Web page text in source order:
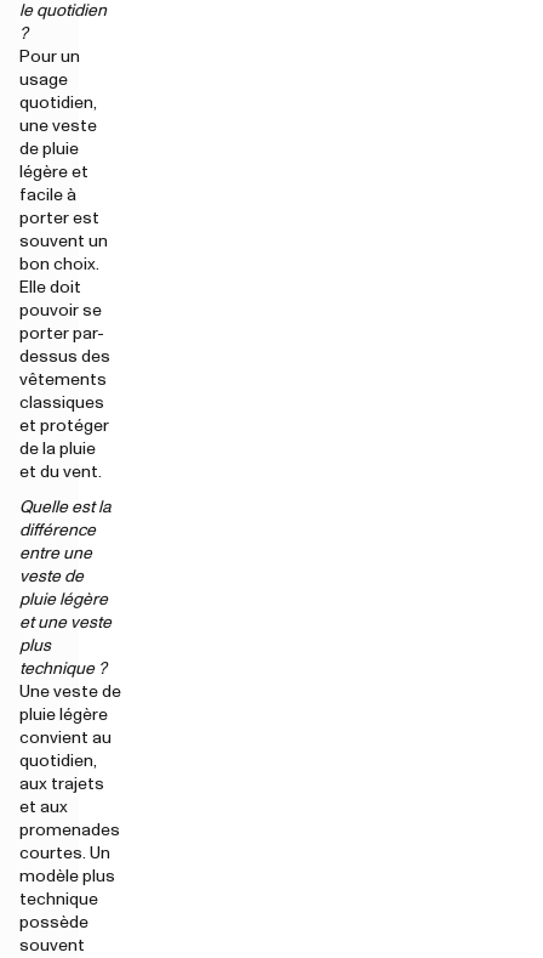
le quotidien
?
Pour un
usage
quotidien,
une veste
de pluie
légère et
facile à
porter est
souvent un
bon choix.
Elle doit
pouvoir se
porter par-
dessus des
vêtements
classiques
et protéger
de la pluie
et du vent.
Quelle est la
différence
entre une
veste de
pluie légère
et une veste
plus
technique ?
Une veste de
pluie légère
convient au
quotidien,
aux trajets
et aux
promenades
courtes. Un
modèle plus
technique
possède
souvent